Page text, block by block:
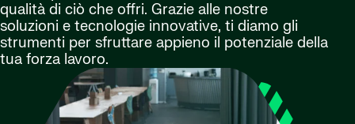
qualità di ciò che offri. Grazie alle nostre
soluzioni e tecnologie innovative, ti diamo gli
strumenti per sfruttare appieno il potenziale della
tua forza lavoro.